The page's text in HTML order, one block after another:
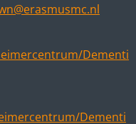
Dementi
Dementi